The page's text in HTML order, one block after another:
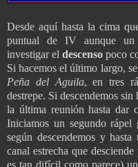
Desde aquí hasta la cima
puntual de IV aunque un
investigar el descenso poco
Si hacemos el último largo,
Peña del Aguila, en tres
destrepe. Si descendemos
la última reunión hasta dar
Iniciamos un segundo
según descendemos y
canal estrecha que
es tan difícil como parece)